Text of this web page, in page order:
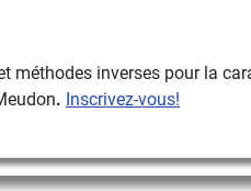
méthodes inverses pour la
. Inscrivez-vous!